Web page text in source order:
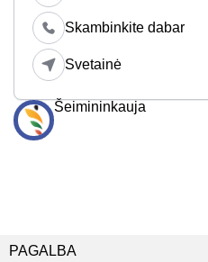
Skambinkite dabar
Svetainė
Šeimininkauja
PAGALBA